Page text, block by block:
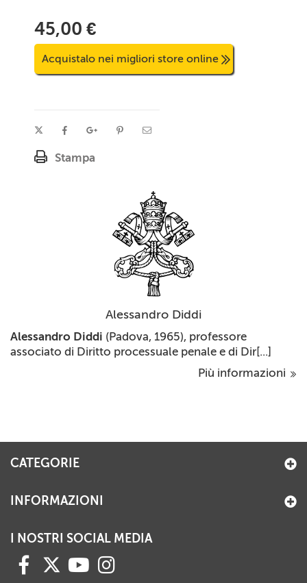
45,00 €
Acquistalo nei migliori store online
Stampa
Alessandro Diddi
Alessandro Diddi (Padova, 1965), professore
associato di Diritto processuale penale e di Dir[...]
Più informazioni
CATEGORIE
INFORMAZIONI
I NOSTRI SOCIAL MEDIA